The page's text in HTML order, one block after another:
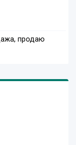
продаю